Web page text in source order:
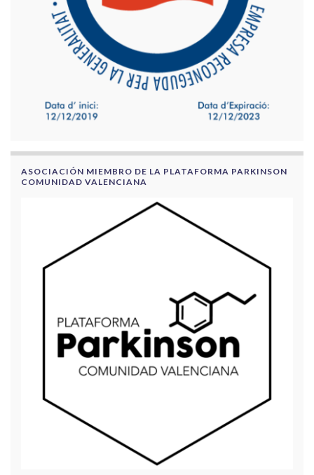
ASOCIACIÓN MIEMBRO DE LA PLATAFORMA PARKINSON
COMUNIDAD VALENCIANA